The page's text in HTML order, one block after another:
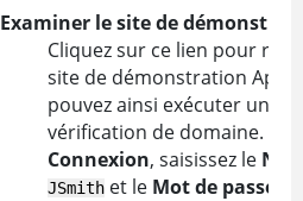
Examiner le site de
Cliquez sur ce lien pour
site de démonstration
pouvez ainsi exécuter un
vérification de domaine.
Connexion, saisissez le
JSmithet le Mot de passe